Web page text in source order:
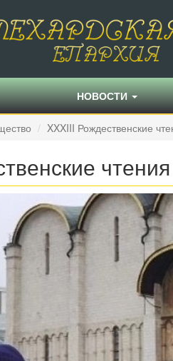
НОВОСТИ
XXXIII Рождественские